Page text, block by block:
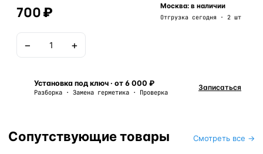
700 ₽ Москва: в наличии
Отгрузка сегодня · 2 шт
− +
Установка под ключ · от 6 000 ₽
Разборка · Замена герметика · Проверка
Записаться
Сопутствующие товары Смотреть все →